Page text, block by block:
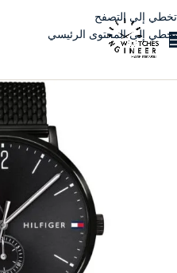
تخطي إلى التصفح
تخطي إلى المحتوى الرئيسي